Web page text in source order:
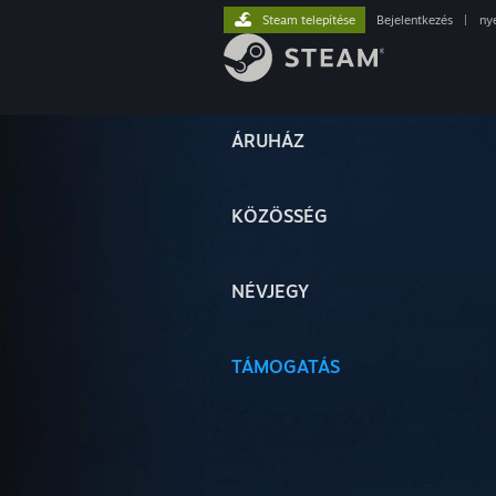
ÁRUHÁZ
KÖZÖSSÉG
NÉVJEGY
TÁMOGATÁS
Steam telepítése Bejelentkezés